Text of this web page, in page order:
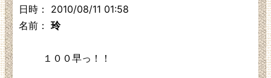
日時： 2010/08/11 01:58
名前： 玲
１００早っ！！